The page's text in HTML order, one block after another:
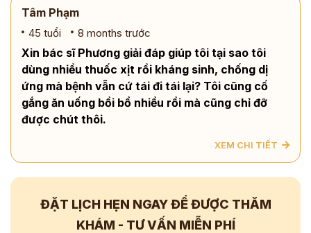
Tâm Phạm
45 tuổi 8 months trước
Xin bác sĩ Phương giải đáp giúp tôi tại sao tôi
dùng nhiều thuốc xịt rồi kháng sinh, chống dị
ứng mà bệnh vẫn cứ tái đi tái lại? Tôi cũng cố
gắng ăn uống bồi bổ nhiều rồi mà cũng chỉ đỡ
được chút thôi.
XEM CHI TIẾT
ĐẶT LỊCH HẸN NGAYĐỂ ĐƯỢC THĂM
KHÁM - TƯ VẤN MIỄN PHÍ